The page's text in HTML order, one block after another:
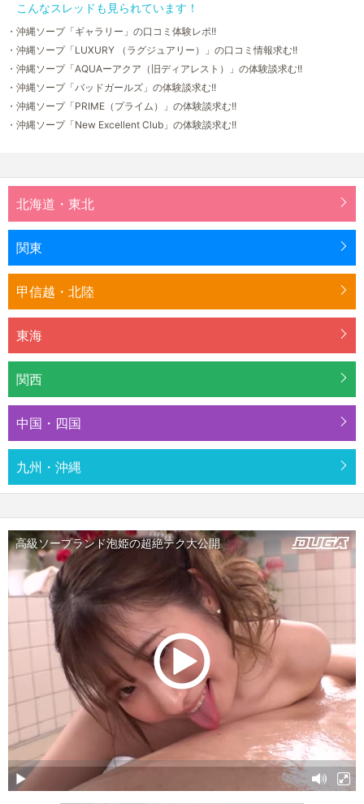
こんなスレッドも見られています！
・沖縄ソープ「ギャラリー」の口コミ体験レポ!!
・沖縄ソープ「LUXURY （ラグジュアリー）」の口コミ情報求む!!
・沖縄ソープ「AQUAーアクア（旧ディアレスト）」の体験談求む!!
・沖縄ソープ「バッドガールズ」の体験談求む!!
・沖縄ソープ「PRIME（プライム）」の体験談求む!!
・沖縄ソープ「New Excellent Club」の体験談求む!!
北海道・東北
関東
甲信越・北陸
東海
関西
中国・四国
九州・沖縄